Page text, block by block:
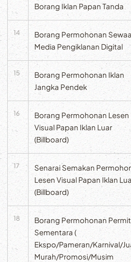
Borang Iklan Papan Tanda
14
Borang Permohonan
Media Pengiklanan Digital
15
Borang Permohonan Iklan
Jangka Pendek
16
Borang Permohonan Lesen
Visual Papan Iklan Luar
(Billboard)
17
Senarai Semakan
Lesen Visual Papan Iklan
(Billboard)
18
Borang Permohonan Permit
Sementara (
Ekspo/Pameran/Karnival/
Murah/Promosi/Musim